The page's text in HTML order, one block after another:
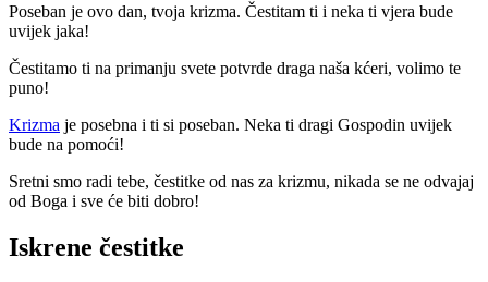
Poseban je ovo dan, tvoja krizma. Čestitam ti i neka ti vjera bude
uvijek jaka!
Čestitamo ti na primanju svete potvrde draga naša kćeri, volimo te
puno!
Krizma je posebna i ti si poseban. Neka ti dragi Gospodin uvijek
bude na pomoći!
Sretni smo radi tebe, čestitke od nas za krizmu, nikada se ne odvajaj
od Boga i sve će biti dobro!
Iskrene čestitke